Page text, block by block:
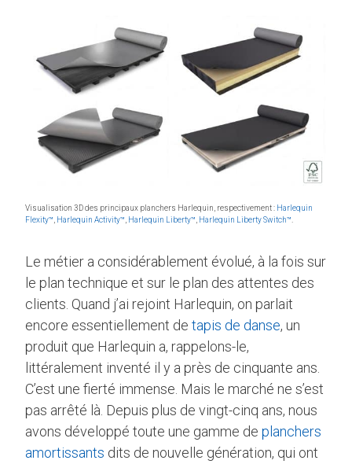
Visualisation 3D des principaux planchers Harlequin, respectivement : Harlequin
Flexity™ Harlequin Activity™ Harlequin Liberty™ Harlequin Liberty Switch™
Le métier a considérablement évolué, à la fois sur
le plan technique et sur le plan des attentes des
clients. Quand j’ai rejoint Harlequin, on parlait
encore essentiellement de tapis de danse, un
produit que Harlequin a, rappelons-le,
littéralement inventé il y a près de cinquante ans.
C’est une fierté immense. Mais le marché ne s’est
pas arrêté là. Depuis plus de vingt-cinq ans, nous
avons développé toute une gamme de planchers
amortissants dits de nouvelle génération, qui ont